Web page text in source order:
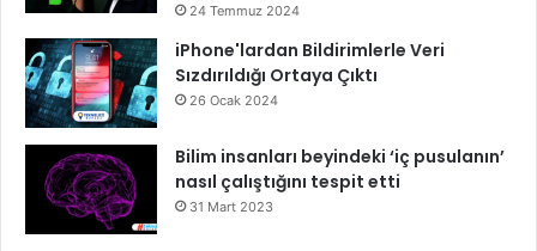
24 Temmuz 2024
iPhone'lardan Bildirimlerle Veri
Sızdırıldığı Ortaya Çıktı
26 Ocak 2024
Bilim insanları beyindeki ‘iç pusulanın’
nasıl çalıştığını tespit etti
31 Mart 2023